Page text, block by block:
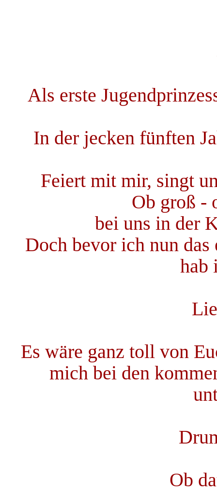
Als erste
In der jecken fünften
Feiert mit mir, singt
Ob groß -
bei uns in der
Doch bevor ich nun das
hab
Es wäre ganz toll von
mich bei den
Ob